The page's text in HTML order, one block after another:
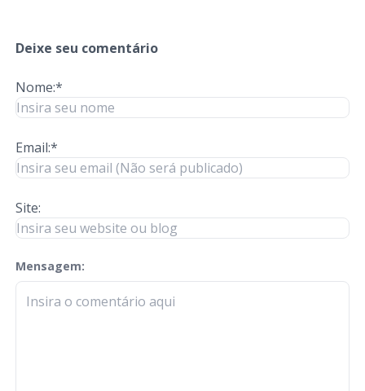
Deixe seu comentário
Nome:*
Email:*
Site:
Mensagem:
check-terms